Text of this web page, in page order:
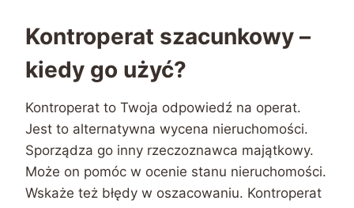
Kontroperat szacunkowy –
kiedy go użyć?
Kontroperat to Twoja odpowiedź na operat.
Jest to alternatywna wycena nieruchomości.
Sporządza go inny rzeczoznawca majątkowy.
Może on pomóc w ocenie stanu nieruchomości.
Wskaże też błędy w oszacowaniu. Kontroperat